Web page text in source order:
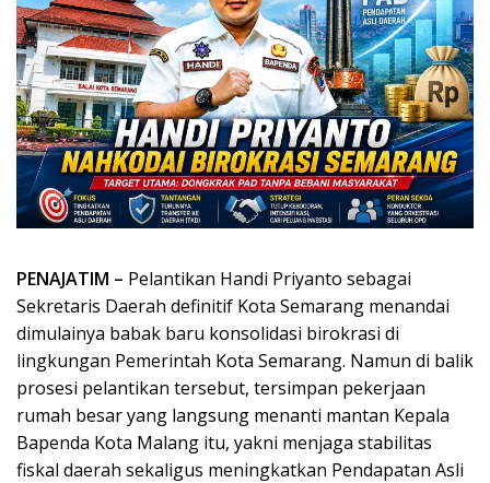
PENAJATIM – Pelantikan Handi Priyanto sebagai
Sekretaris Daerah definitif Kota Semarang menandai
dimulainya babak baru konsolidasi birokrasi di
lingkungan Pemerintah Kota Semarang. Namun di balik
prosesi pelantikan tersebut, tersimpan pekerjaan
rumah besar yang langsung menanti mantan Kepala
Bapenda Kota Malang itu, yakni menjaga stabilitas
fiskal daerah sekaligus meningkatkan Pendapatan Asli